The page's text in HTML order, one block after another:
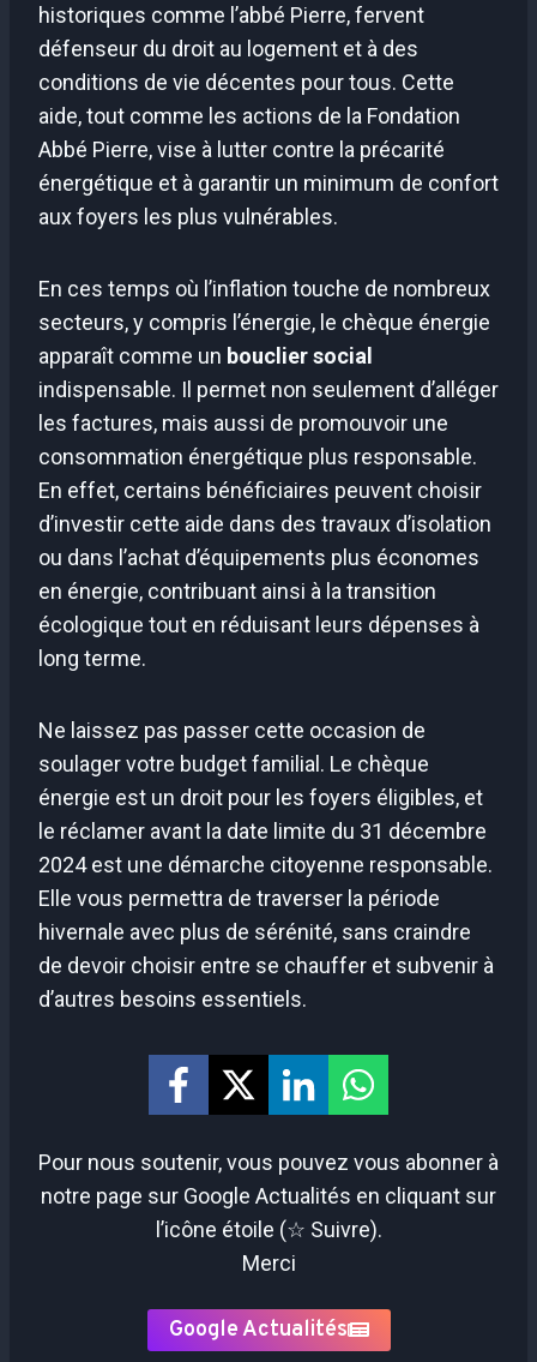
historiques comme l’abbé Pierre, fervent
défenseur du droit au logement et à des
conditions de vie décentes pour tous. Cette
aide, tout comme les actions de la Fondation
Abbé Pierre, vise à lutter contre la précarité
énergétique et à garantir un minimum de confort
aux foyers les plus vulnérables.
En ces temps où l’inflation touche de nombreux
secteurs, y compris l’énergie, le chèque énergie
apparaît comme un bouclier social
indispensable. Il permet non seulement d’alléger
les factures, mais aussi de promouvoir une
consommation énergétique plus responsable.
En effet, certains bénéficiaires peuvent choisir
d’investir cette aide dans des travaux d’isolation
ou dans l’achat d’équipements plus économes
en énergie, contribuant ainsi à la transition
écologique tout en réduisant leurs dépenses à
long terme.
Ne laissez pas passer cette occasion de
soulager votre budget familial. Le chèque
énergie est un droit pour les foyers éligibles, et
le réclamer avant la date limite du 31 décembre
2024 est une démarche citoyenne responsable.
Elle vous permettra de traverser la période
hivernale avec plus de sérénité, sans craindre
de devoir choisir entre se chauffer et subvenir à
d’autres besoins essentiels.
Pour nous soutenir, vous pouvez vous abonner à
notre page sur Google Actualités en cliquant sur
l’icône étoile (☆ Suivre).
Merci
Google Actualités